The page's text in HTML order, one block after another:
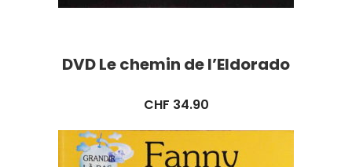
DVD Le chemin de l’Eldorado
CHF 34.90